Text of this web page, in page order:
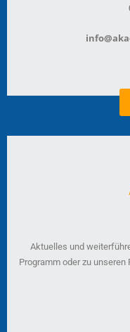
Aktuelles und
Programm oder zu